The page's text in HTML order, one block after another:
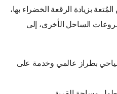
بزيادة الرقعة الخضراء بها،
الساحل الأخرى، إلى
بطراز عالمي وخدمة على